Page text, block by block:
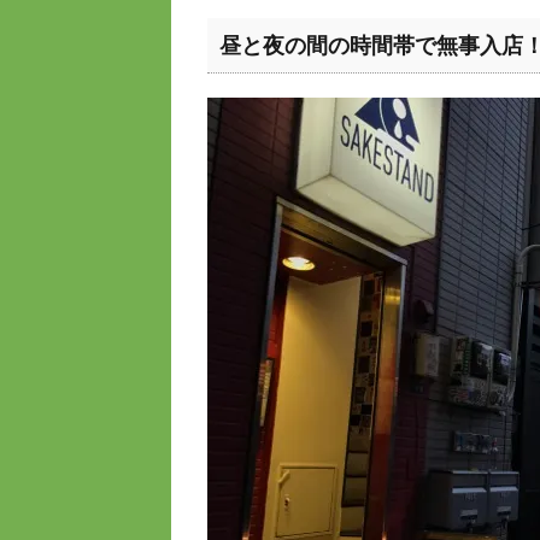
昼と夜の間の時間帯で無事入店